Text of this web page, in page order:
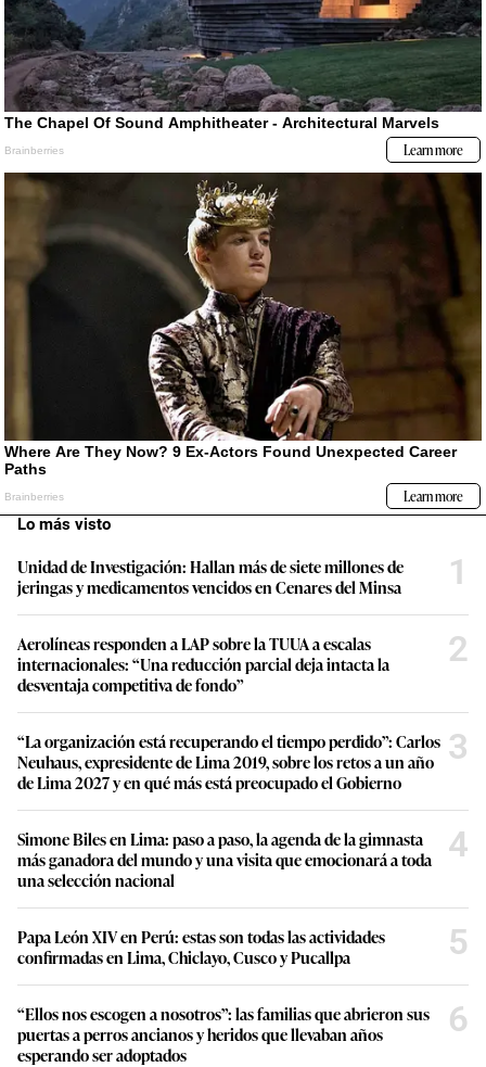
Lo más visto
Unidad de Investigación: Hallan más de siete millones de
jeringas y medicamentos vencidos en Cenares del Minsa
1
Aerolíneas responden a LAP sobre la TUUA a escalas
internacionales: “Una reducción parcial deja intacta la
desventaja competitiva de fondo”
2
“La organización está recuperando el tiempo perdido”: Carlos
Neuhaus, expresidente de Lima 2019, sobre los retos a un año
de Lima 2027 y en qué más está preocupado el Gobierno
3
Simone Biles en Lima: paso a paso, la agenda de la gimnasta
más ganadora del mundo y una visita que emocionará a toda
una selección nacional
4
Papa León XIV en Perú: estas son todas las actividades
confirmadas en Lima, Chiclayo, Cusco y Pucallpa
5
“Ellos nos escogen a nosotros”: las familias que abrieron sus
puertas a perros ancianos y heridos que llevaban años
esperando ser adoptados
6